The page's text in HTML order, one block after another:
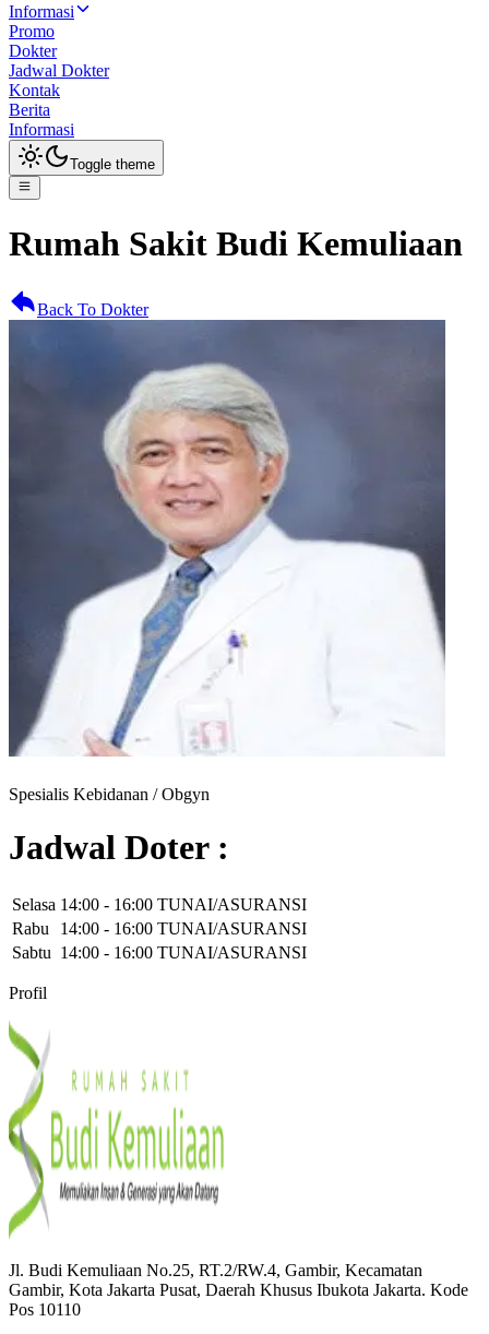
Informasi
Promo
Dokter
Jadwal Dokter
Kontak
Berita
Informasi
Toggle theme
Rumah Sakit Budi Kemuliaan
Back To Dokter
Spesialis Kebidanan / Obgyn
Jadwal Doter :
Selasa 14:00 - 16:00 TUNAI/ASURANSI
Rabu
14:00 - 16:00 TUNAI/ASURANSI
Sabtu 14:00 - 16:00 TUNAI/ASURANSI
Profil
Jl. Budi Kemuliaan No.25, RT.2/RW.4, Gambir, Kecamatan
Gambir, Kota Jakarta Pusat, Daerah Khusus Ibukota Jakarta. Kode
Pos 10110